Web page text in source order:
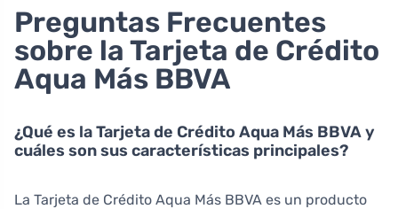
Preguntas Frecuentes
sobre la Tarjeta de Crédito
Aqua Más BBVA
¿Qué es la Tarjeta de Crédito Aqua Más BBVA y
cuáles son sus características principales?
La Tarjeta de Crédito Aqua Más BBVA es un producto